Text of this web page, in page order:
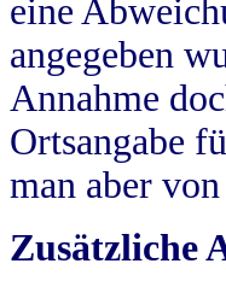
eine
angegeben
Annahme
Ortsangabe
man aber
Zusätzliche